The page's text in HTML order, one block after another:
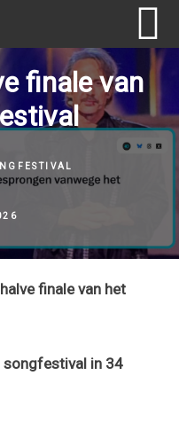
finale van
finale van het
songfestival in 34